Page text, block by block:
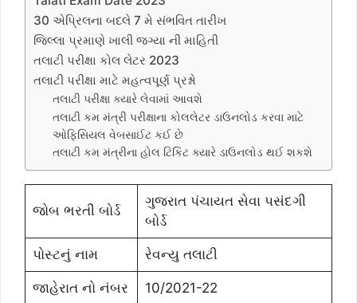
30 એપ્રિલના બદલે 7 મે સંભવિત તારીખ
જિલ્લા પ્રમાણે ખાલી જગ્યા ની માહિતી
તલાટી પરીક્ષા કોલ લેટર 2023
તલાટી પરીક્ષા માટે મહત્વપૂર્ણ પ્રશ્નો
તલાટી પરીક્ષા ક્યારે લેવામાં આવશે
તલાટી કમ મંત્રી પરીક્ષાના કોલલેટર ડાઉનલોડ કરવા માટે
ઓફિસિયલ વેબસાઈટ કઈ છે
તલાટી કમ મંત્રીના હોલ ટિકિટ ક્યારે ડાઉનલોડ થઈ શકશે
જોબ ભરતી બોર્ડ
ગુજરાત પંચાયત સેવા પસંદગી
બોર્ડ
પોસ્ટનું નામ રેવન્યુ તલાટી
જાહેરાત નો નંબર 10/2021-22